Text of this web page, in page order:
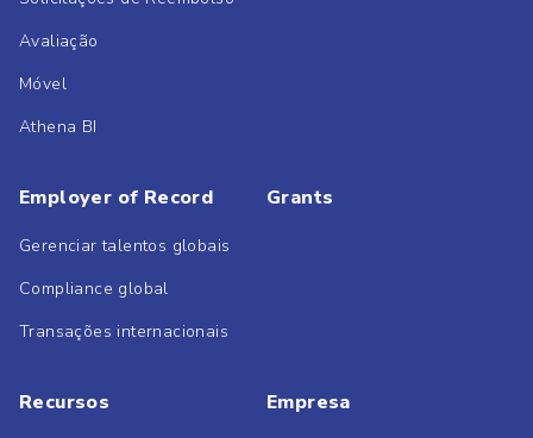
Avaliação
Móvel
Athena BI
Employer of Record
Gerenciar talentos globais
Compliance global
Transações internacionais
Grants
Recursos Empresa